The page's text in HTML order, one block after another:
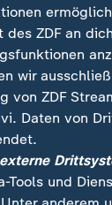
ZDF an
wir
von ZDF
Daten von
Tools und